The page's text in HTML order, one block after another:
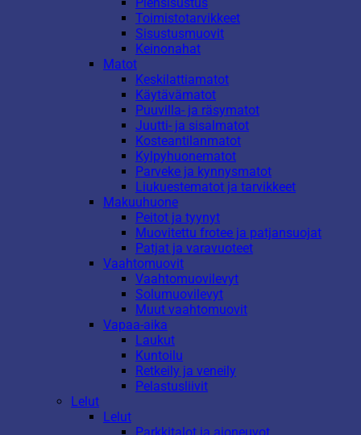
Toimistotarvikkeet
Sisustusmuovit
Keinonahat
Matot
Keskilattiamatot
Käytävämatot
Puuvilla- ja räsymatot
Juutti- ja sisalmatot
Kosteantilanmatot
Kylpyhuonematot
Parveke ja kynnysmatot
Liukuestematot ja tarvikkeet
Makuuhuone
Peitot ja tyynyt
Muovitettu frotee ja patjansuojat
Patjat ja varavuoteet
Vaahtomuovit
Vaahtomuovilevyt
Solumuovilevyt
Muut vaahtomuovit
Vapaa-aika
Laukut
Kuntoilu
Retkeily ja veneily
Pelastusliivit
Lelut
Lelut